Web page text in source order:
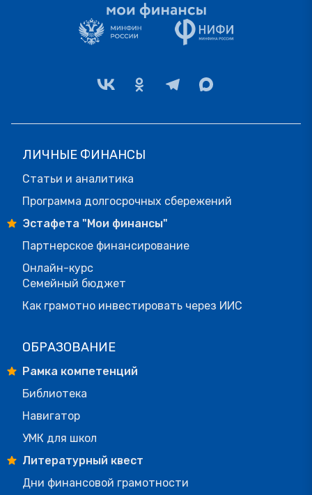
ЛИЧНЫЕ ФИНАНСЫ
Статьи и аналитика
Программа долгосрочных сбережений
Эстафета "Мои финансы"
Партнерское финансирование
Онлайн-курс
Семейный бюджет
Как грамотно инвестировать через ИИС
ОБРАЗОВАНИЕ
Рамка компетенций
Библиотека
Навигатор
УМК для школ
Литературный квест
Дни финансовой грамотности